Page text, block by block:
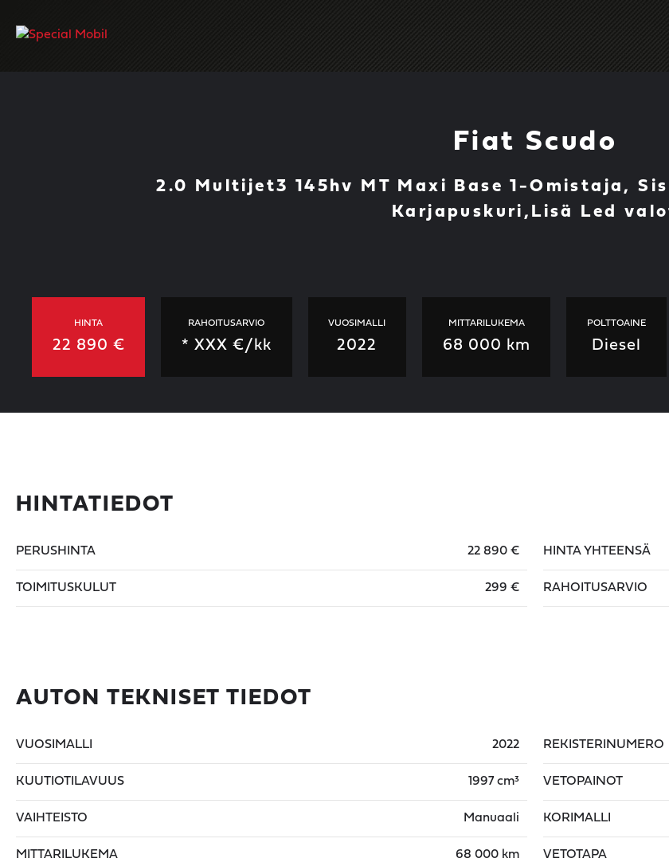
Fiat Scudo
2.0 Multijet3 145hv MT Maxi Base 1-Omistaja,
Karjapuskuri,Lisä Led
HINTA
22 890 €
RAHOITUSARVIO
* XXX €/kk
VUOSIMALLI
2022
MITTARILUKEMA
68 000 km
POLTTOAINE
Diesel
HINTATIEDOT
PERUSHINTA 22 890 €
TOIMITUSKULUT 299 €
HINTA YHTEENSÄ
RAHOITUSARVIO
AUTON TEKNISET TIEDOT
VUOSIMALLI 2022
KUUTIOTILAVUUS 1997 cm³
VAIHTEISTO Manuaali
MITTARILUKEMA 68 000 km
REKISTERINUMERO
VETOPAINOT
KORIMALLI
VETOTAPA